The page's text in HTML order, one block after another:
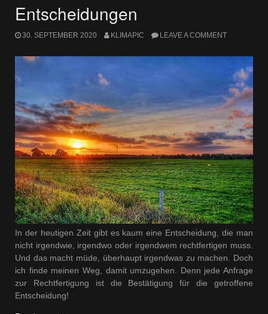
Entscheidungen
30. SEPTEMBER 2020 KLIMAPIC LEAVE A COMMENT
In der heutigen Zeit gibt es kaum eine Entscheidung, die man
nicht irgendwie, irgendwo oder irgendwem rechtfertigen muss.
Und das macht müde, überhaupt irgendwas zu machen. Doch
ich finde meinen Weg, damit umzugehen. Denn jede Anfrage
zur Rechtfertigung ist die Bestätigung für die getroffene
Entscheidung!